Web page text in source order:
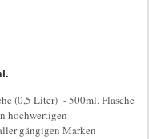
(0,5 Liter) - 500ml. Flasche
hochwertigen
gängigen Marken